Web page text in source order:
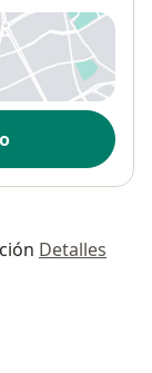
nueva
Detalles